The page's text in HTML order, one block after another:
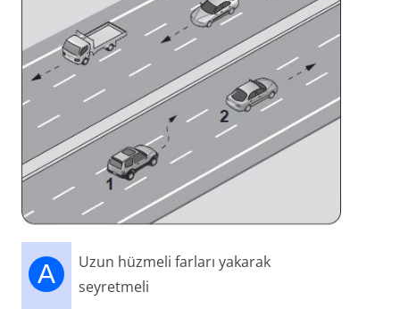
A
Uzun hüzmeli farları yakarak
seyretmeli